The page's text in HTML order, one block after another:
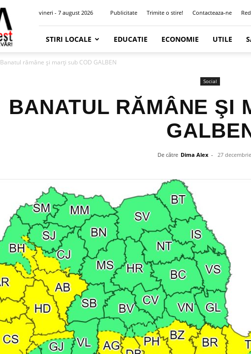
vineri - 7 august 2026 Publicitate Trimite o stire! Contacteaza-ne
STIRI LOCALE EDUCATIE ECONOMIE UTILE
Banatul rămâne şi marţi sub COD GALBEN
Social
BANATUL RĂMÂNE ŞI
De către Dima Alex - 27